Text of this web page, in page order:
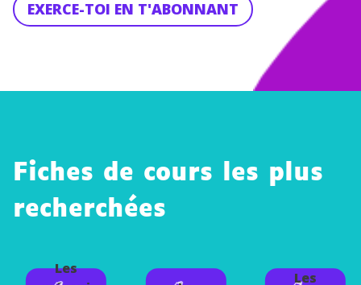
EXERCE-TOI EN T'ABONNANT
Fiches de cours les plus
recherchées
Les
Les